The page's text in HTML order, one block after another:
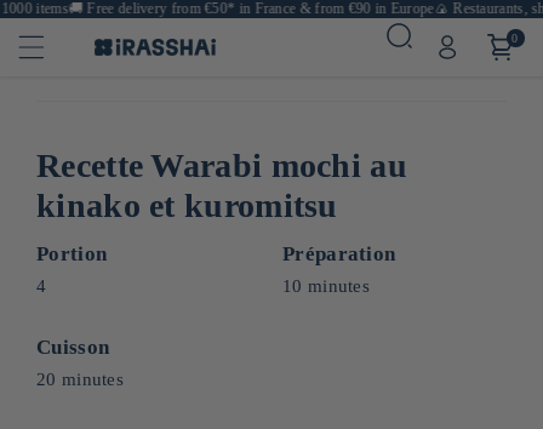
items🚚Free delivery from €50* in France & from €90 in Europe🍙 Restaurants,
0
Recette Warabi mochi au
kinako et kuromitsu
Portion
4
Préparation
10 minutes
Cuisson
20 minutes